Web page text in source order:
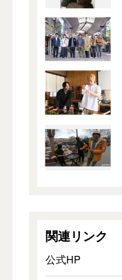
関連リンク
公式HP